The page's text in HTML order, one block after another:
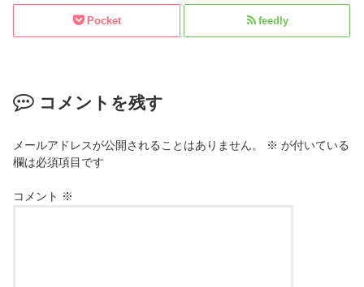
Pocket feedly
コメントを残す
メールアドレスが公開されることはありません。 ※ が付いている
欄は必須項目です
コメント ※